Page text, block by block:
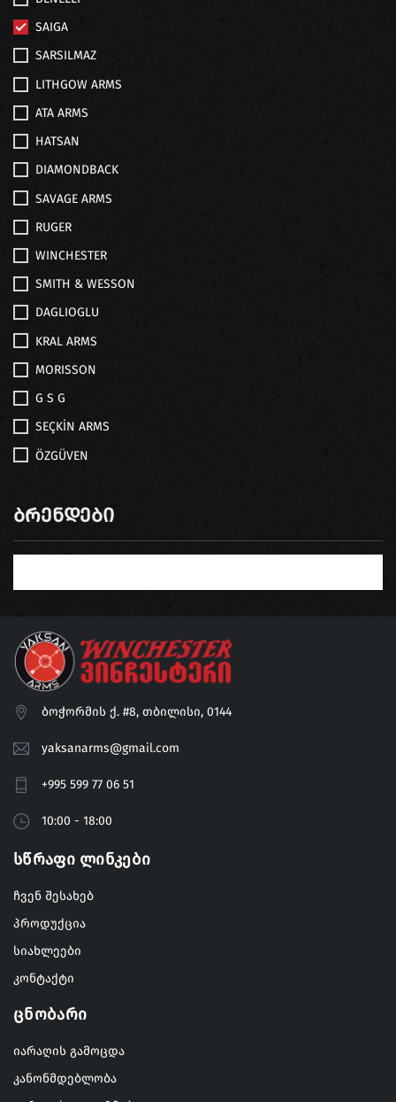
SAIGA
SARSILMAZ
LITHGOW ARMS
ATA ARMS
HATSAN
DIAMONDBACK
SAVAGE ARMS
RUGER
WINCHESTER
SMITH & WESSON
DAGLIOGLU
KRAL ARMS
MORISSON
G S G
SEÇKİN ARMS
ÖZGÜVEN
Ბრენდები
ბოჭორმის ქ. #8, თბილისი, 0144
yaksanarms@gmail.com
+995 599 77 06 51
10:00 - 18:00
Სწრაფი Ლინკები
ჩვენ შესახებ
პროდუქცია
სიახლეები
კონტაქტი
Ცნობარი
იარაღის გამოცდა
კანონმდებლობა